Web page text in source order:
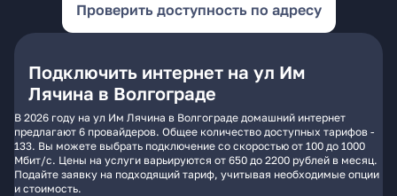
Проверить доступность по адресу
Подключить интернет на ул Им
Лячина в Волгограде
В 2026 году на ул Им Лячина в Волгограде домашний интернет
предлагают 6 провайдеров. Общее количество доступных тарифов -
133. Вы можете выбрать подключение со скоростью от 100 до 1000
Мбит/с. Цены на услуги варьируются от 650 до 2200 рублей в месяц.
Подайте заявку на подходящий тариф, учитывая необходимые опции
и стоимость.